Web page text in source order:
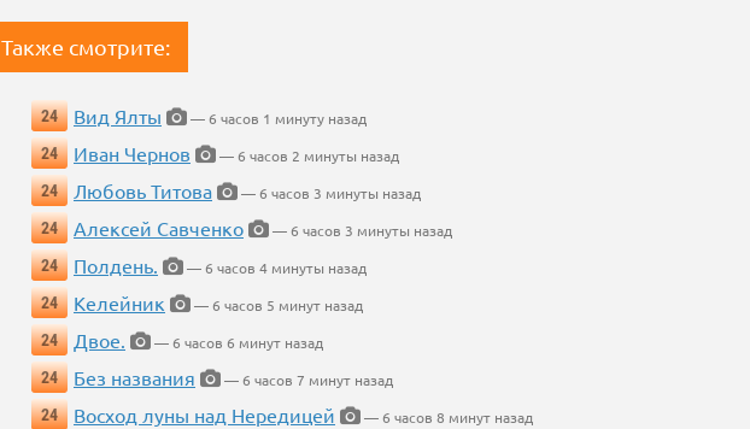
Также смотрите:
24 Вид Ялты
— 6 часов 1 минуту назад
24
Иван Чернов
— 6 часов 2 минуты назад
24
Любовь Титова
— 6 часов 3 минуты назад
24
Алексей Савченко
— 6 часов 3 минуты назад
24
Полдень.
— 6 часов 4 минуты назад
24
Келейник
— 6 часов 5 минут назад
24
Двое.
— 6 часов 6 минут назад
24
Без названия
— 6 часов 7 минут назад
24
Восход луны над Нередицей
— 6 часов 8 минут назад